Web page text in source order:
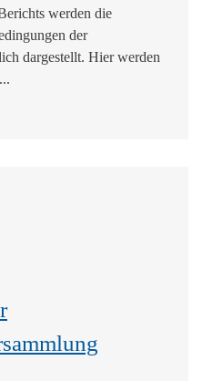
werden die
der
dargestellt. Hier werden